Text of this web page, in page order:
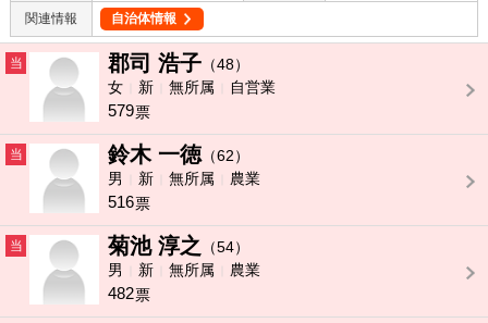
関連情報
自治体情報
当 郡司 浩子 （48）
女
新 無所属 自営業
579票
当 鈴木 一徳 （62）
男
新 無所属 農業
516票
当 菊池 淳之
（54）
男
新 無所属 農業
482票